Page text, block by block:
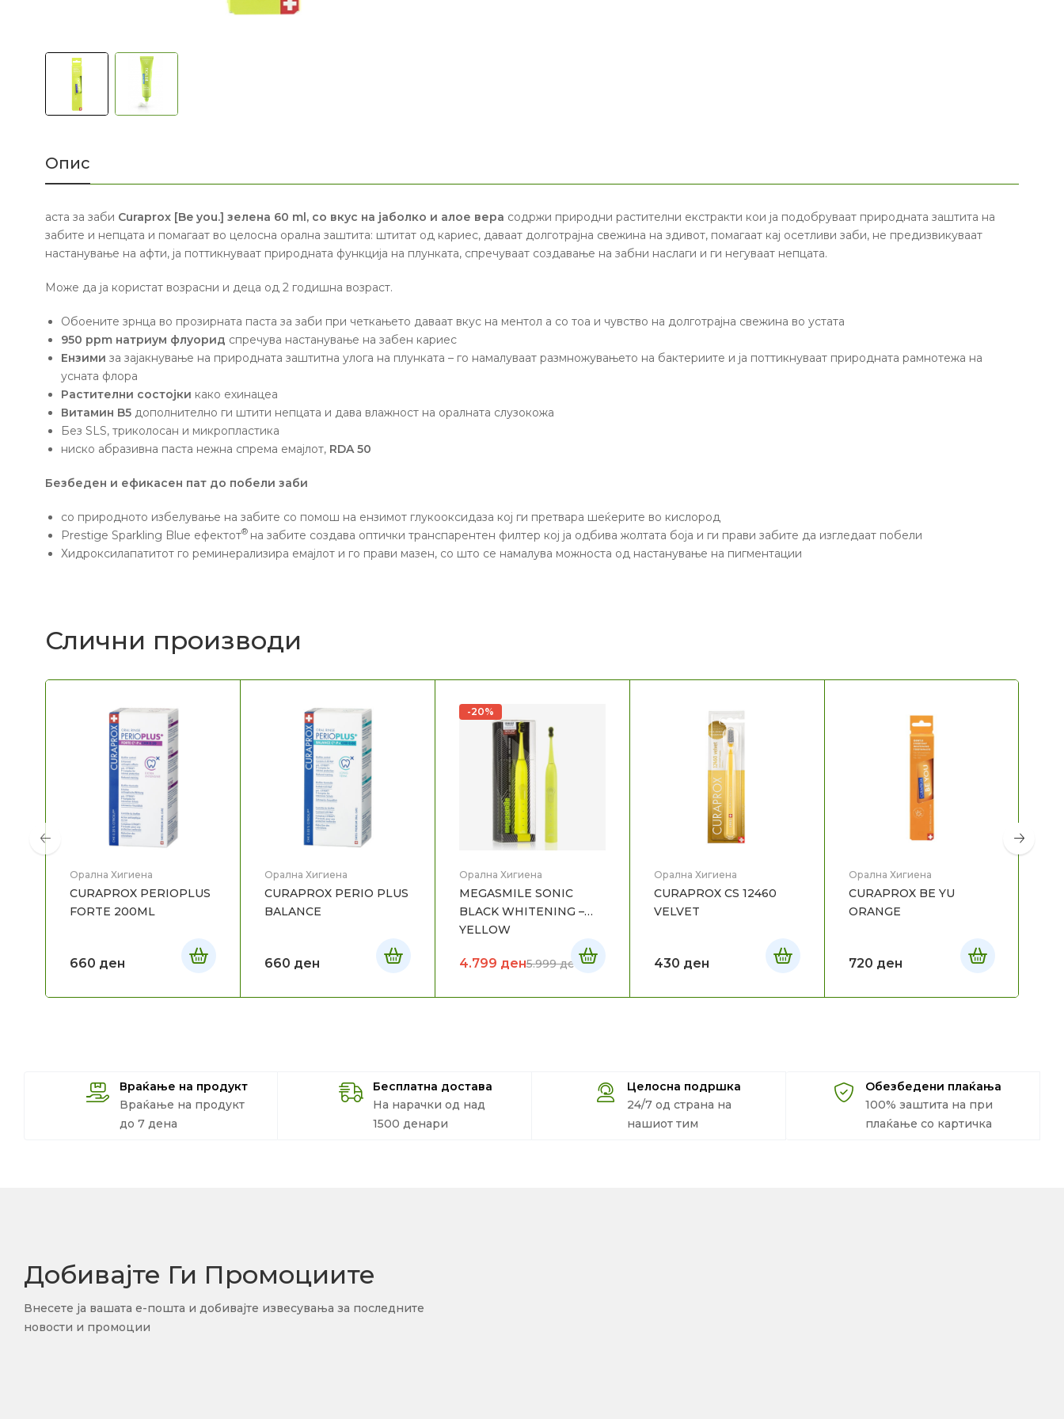
Опис
аста за заби Curaprox [Be you.] зелена 60 ml, со вкус на јаболко и алое вера содржи природни растителни екстракти кои ја подобруваат природната заштита на
забите и непцата и помагаат во целосна орална заштита: штитат од кариес, даваат долготрајна свежина на здивот, помагаат кај осетливи заби, не предизвикуваат
настанување на афти, ја поттикнуваат природната функција на плунката, спречуваат создавање на забни наслаги и ги негуваат непцата.
Може да ја користат возрасни и деца од 2 годишна возраст.
Обоените зрнца во прозирната паста за заби при четкањето даваат вкус на ментол а со тоа и чувство на долготрајна свежина во устата
950 ppm натриум флуорид спречува настанување на забен кариес
Ензими за зајакнување на природната заштитна улога на плунката – го намалуваат размножувањето на бактериите и ја поттикнуваат природната рамнотежа на
усната флора
Растителни состојки како ехинацеа
Витамин B5дополнително ги штити непцата и дава влажност на оралната слузокожа
Без ЅLЅ, триколосан и микропластика
ниско абразивна паста нежна спрема емајлот, RDA 50
Безбеден и ефикасен пат до побели заби
со природното избелување на забите со помош на ензимот глукооксидаза кој ги претвара шеќерите во кислород
Prestige Sparkling Blue ефектот® на забите создава оптички транспарентен филтер кој ја одбива жолтата боја и ги прави забите да изгледаат побели
Хидроксилапатитот го реминерализира емајлот и го прави мазен, со што се намалува можноста од настанување на пигментации
Слични производи
Орална Хигиена
CURAPROX PERIOPLUS
FORTE 200ML
660 ден
Орална Хигиена
CURAPROX PERIO PLUS
BALANCE
660 ден
-20%
Орална Хигиена
MEGASMILE SONIC
BLACK WHITENING –
YELLOW
5.999ден
4.799 ден
Орална Хигиена
CURAPROX CS 12460
VELVET
430 ден
Орална Хигиена
CURAPROX BE YU
ORANGE
720 ден
Враќање на продукт
Враќање на продукт
до 7 дена
Бесплатна достава
На нарачки од над
1500 денари
Целосна подршка
24/7 од страна на
нашиот тим
Обезбедени плаќања
100% заштита на при
плаќање со картичка
Добивајте Ги Промоциите
Внесете ја вашата е-пошта и добивајте извесувања за последните
новости и промоции